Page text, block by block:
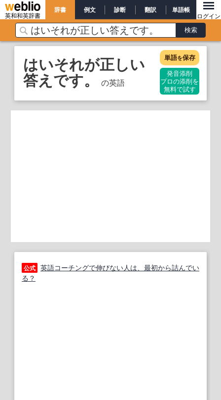
英和和英辞書
辞書 例文 診断 翻訳 単語帳
ログイン
はいそれが正しい
答えです。 の英語
単語を保存
発音添削
プロの添削を
無料で試す
公式 英語コーチングで伸びない人は、最初から詰んでい
る？